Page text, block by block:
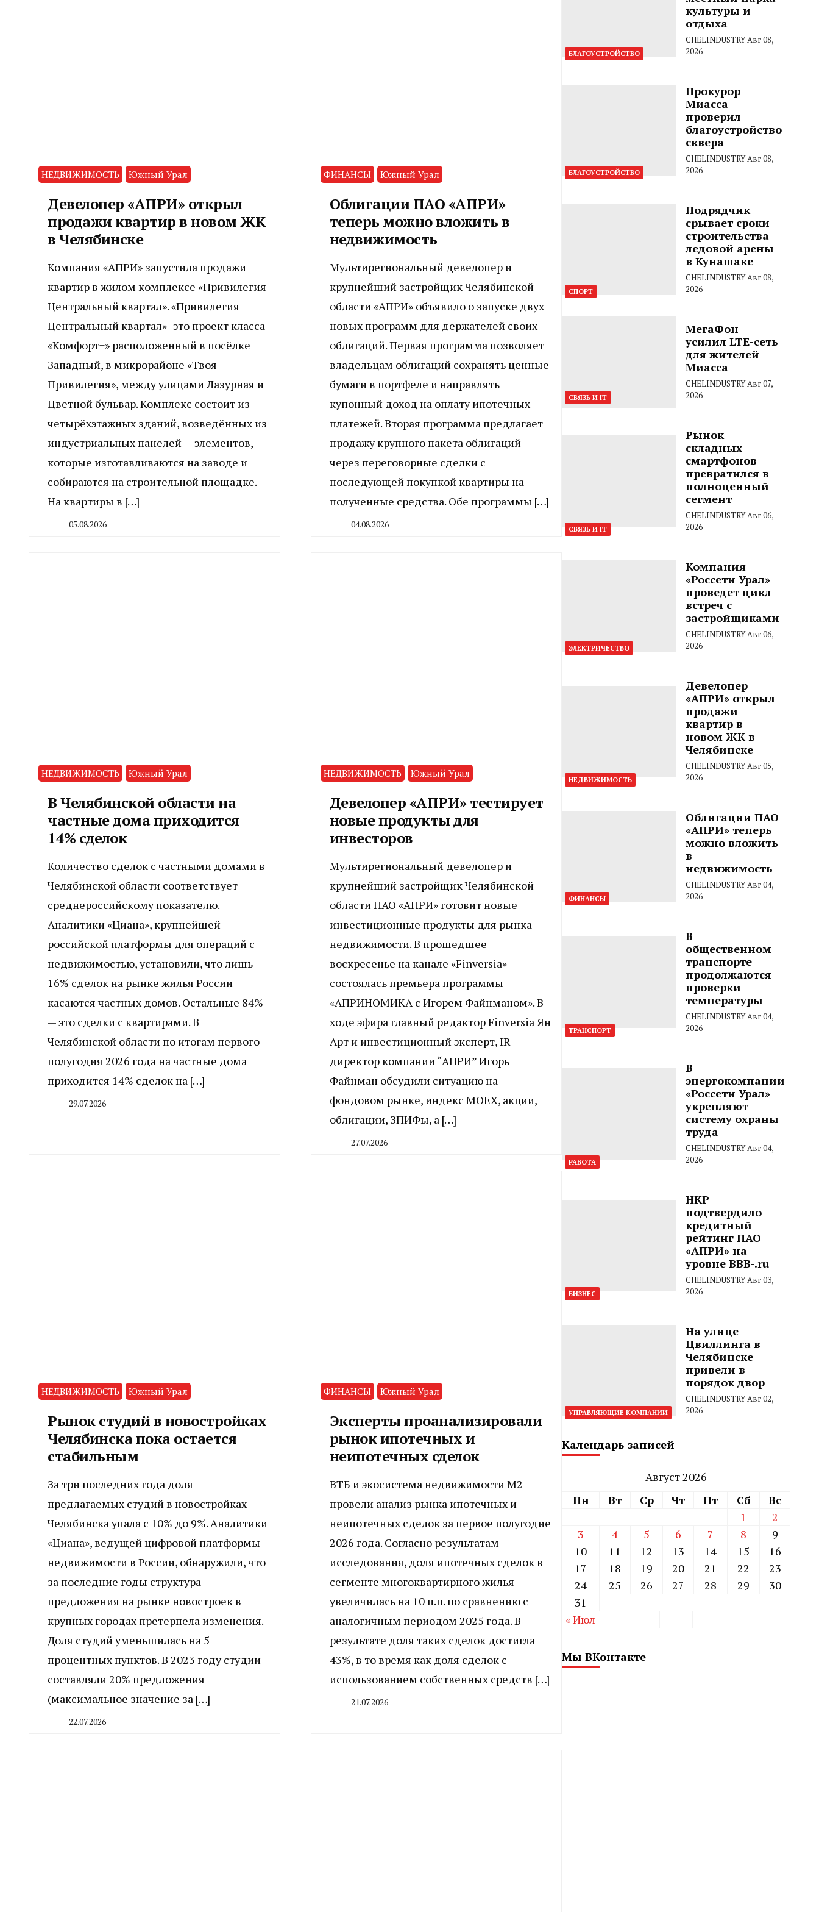
НЕДВИЖИМОСТЬ Южный Урал
Девелопер «АПРИ» открыл
продажи квартир в новом ЖК
в Челябинске
Компания «АПРИ» запустила продажи
квартир в жилом комплексе «Привилегия
Центральный квартал». «Привилегия
Центральный квартал» -это проект класса
«Комфорт+» расположенный в посёлке
Западный, в микрорайоне «Твоя
Привилегия», между улицами Лазурная и
Цветной бульвар. Комплекс состоит из
четырёхэтажных зданий, возведённых из
индустриальных панелей — элементов,
которые изготавливаются на заводе и
собираются на строительной площадке.
На квартиры в […]
05.08.2026
ФИНАНСЫ Южный Урал
Облигации ПАО «АПРИ»
теперь можно вложить в
недвижимость
Мультирегиональный девелопер и
крупнейший застройщик Челябинской
области «АПРИ» объявило о запуске двух
новых программ для держателей своих
облигаций. Первая программа позволяет
владельцам облигаций сохранять ценные
бумаги в портфеле и направлять
купонный доход на оплату ипотечных
платежей. Вторая программа предлагает
продажу крупного пакета облигаций
через переговорные сделки с
последующей покупкой квартиры на
полученные средства. Обе программы […]
04.08.2026
НЕДВИЖИМОСТЬ Южный Урал
В Челябинской области на
частные дома приходится
14% сделок
Количество сделок с частными домами в
Челябинской области соответствует
среднероссийскому показателю.
Аналитики «Циана», крупнейшей
российской платформы для операций с
недвижимостью, установили, что лишь
16% сделок на рынке жилья России
касаются частных домов. Остальные 84%
— это сделки с квартирами. В
Челябинской области по итогам первого
полугодия 2026 года на частные дома
приходится 14% сделок на […]
29.07.2026
НЕДВИЖИМОСТЬ Южный Урал
Девелопер «АПРИ» тестирует
новые продукты для
инвесторов
Мультирегиональный девелопер и
крупнейший застройщик Челябинской
области ПАО «АПРИ» готовит новые
инвестиционные продукты для рынка
недвижимости. В прошедшее
воскресенье на канале «Finversia»
состоялась премьера программы
«АПРИНОМИКА с Игорем Файнманом». В
ходе эфира главный редактор Finversia Ян
Арт и инвестиционный эксперт, IR-
директор компании “АПРИ” Игорь
Файнман обсудили ситуацию на
фондовом рынке, индекс МОЕХ, акции,
облигации, ЗПИФы, а […]
27.07.2026
НЕДВИЖИМОСТЬ Южный Урал
Рынок студий в новостройках
Челябинска пока остается
стабильным
За три последних года доля
предлагаемых студий в новостройках
Челябинска упала с 10% до 9%. Аналитики
«Циана», ведущей цифровой платформы
недвижимости в России, обнаружили, что
за последние годы структура
предложения на рынке новостроек в
крупных городах претерпела изменения.
Доля студий уменьшилась на 5
процентных пунктов. В 2023 году студии
составляли 20% предложения
(максимальное значение за […]
22.07.2026
ФИНАНСЫ Южный Урал
Эксперты проанализировали
рынок ипотечных и
неипотечных сделок
ВТБ и экосистема недвижимости М2
провели анализ рынка ипотечных и
неипотечных сделок за первое полугодие
2026 года. Согласно результатам
исследования, доля ипотечных сделок в
сегменте многоквартирного жилья
увеличилась на 10 п.п. по сравнению с
аналогичным периодом 2025 года. В
результате доля таких сделок достигла
43%, в то время как доля сделок с
использованием собственных средств […]
21.07.2026
БЛАГОУСТРОЙСТВО
культуры и
отдыха
CHELINDUSTRYАвг 08,
2026
БЛАГОУСТРОЙСТВО
Прокурор
Миасса
проверил
благоустройство
сквера
CHELINDUSTRYАвг 08,
2026
СПОРТ
Подрядчик
срывает сроки
строительства
ледовой арены
в Кунашаке
CHELINDUSTRYАвг 08,
2026
СВЯЗЬ И IT
МегаФон
усилил LTE-сеть
для жителей
Миасса
CHELINDUSTRYАвг 07,
2026
СВЯЗЬ И IT
Рынок
складных
смартфонов
превратился в
полноценный
сегмент
CHELINDUSTRYАвг 06,
2026
ЭЛЕКТРИЧЕСТВО
Компания
«Россети Урал»
проведет цикл
встреч с
застройщиками
CHELINDUSTRYАвг 06,
2026
НЕДВИЖИМОСТЬ
Девелопер
«АПРИ» открыл
продажи
квартир в
новом ЖК в
Челябинске
CHELINDUSTRYАвг 05,
2026
ФИНАНСЫ
Облигации ПАО
«АПРИ» теперь
можно вложить
в
недвижимость
CHELINDUSTRYАвг 04,
2026
ТРАНСПОРТ
В
общественном
транспорте
продолжаются
проверки
температуры
CHELINDUSTRYАвг 04,
2026
РАБОТА
В
энергокомпании
«Россети Урал»
укрепляют
систему охраны
труда
CHELINDUSTRYАвг 04,
2026
БИЗНЕС
НКР
подтвердило
кредитный
рейтинг ПАО
«АПРИ» на
уровне BBB-.ru
CHELINDUSTRYАвг 03,
2026
УПРАВЛЯЮЩИЕ КОМПАНИИ
На улице
Цвиллинга в
Челябинске
привели в
порядок двор
CHELINDUSTRYАвг 02,
2026
Календарь записей
Август 2026
Пн
Вт Ср Чт Пт Сб
Вс
1
2
3
4 5 6 7 8
9
10
11 12 13 14 15
16
17
18 19 20 21 22
23
24
25 26 27 28 29
30
31
« Июл
Мы ВКонтакте